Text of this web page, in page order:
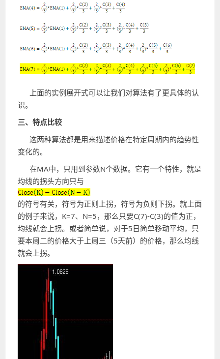
上面的实例展开式可以让我们对算法有了更具体的认
识。
三、特点比较
这两种算法都是用来描述价格在特定周期内的趋势性
变化的。
在MA中，只用到参数N个数据。它有一个特性，就是
均线的拐头方向只与
的符号有关，符号为正则上拐，符号为负则下拐。就上面
的例子来说，K=7、N=5，那么只要C(7)-C(3)的值为正，
均线就会上拐。或者简单说，对于5日简单移动平均，只
要本周二的价格大于上周三（5天前）的价格，那么均线
就会上拐。